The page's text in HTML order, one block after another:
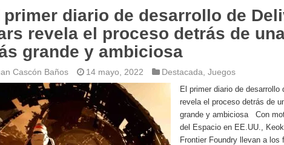
primer diario de desarrollo de
revela el proceso detrás de
grande y ambiciosa
Cascón Baños 14 mayo, 2022 Destacada Juegos
El primer diario de desarrollo
revela el proceso detrás de
grande y ambiciosa Con
del Espacio en EE.UU.,
Frontier Foundry llevan a los